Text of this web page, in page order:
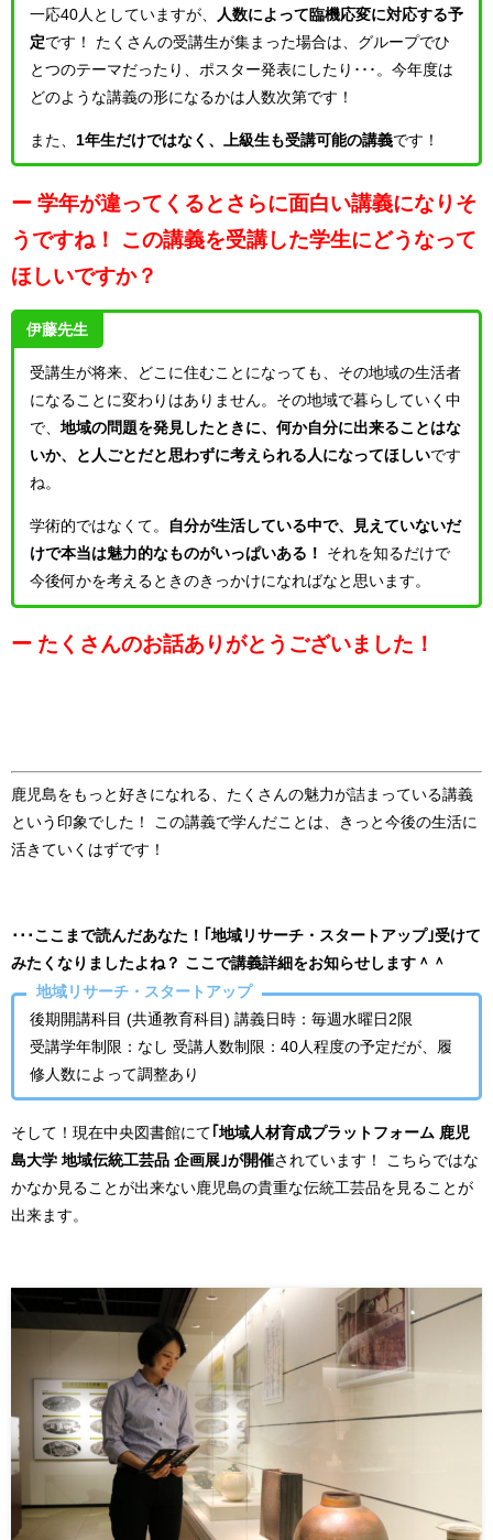
一応40人としていますが、
人数によって臨機応変に対応する予
定です！
たくさんの受講生が集まった場合は、グループでひ
とつのテーマだったり、ポスター発表にしたり･･･。今年度は
どのような講義の形になるかは人数次第です！
また、 1年生だけではなく、上級生も受講可能の講義です！
ー 学年が違ってくるとさらに面白い講義になりそ
うですね！
この講義を受講した学生にどうなって
ほしいですか？
伊藤先生
受講生が将来、どこに住むことになっても、その地域の生活者
になることに変わりはありません。その地域で暮らしていく中
で、 地域の問題を発見したときに、何か自分に出来ることはな
いか、と人ごとだと思わずに考えられる人になってほしいです
ね。
学術的ではなくて。
自分が生活している中で、見えていないだ
けで本当は魅力的なものがいっぱいある！
それを知るだけで
今後何かを考えるときのきっかけになればなと思います。
ー たくさんのお話ありがとうございました！
鹿児島をもっと好きになれる、たくさんの魅力が詰まっている講義
という印象でした！
この講義で学んだことは、きっと今後の生活に
活きていくはずです！
･･･ここまで読んだあなた！｢地域リサーチ・スタートアップ｣受けて
みたくなりましたよね？ ここで講義詳細をお知らせします＾＾
地域リサーチ・スタートアップ
後期開講科目 (共通教育科目) 講義日時：毎週水曜日2限
受講学年制限：なし
受講人数制限：40人程度の予定だが、履
修人数によって調整あり
そして！現在中央図書館にて ｢地域人材育成プラットフォーム 鹿児
島大学 地域伝統工芸品 企画展｣が開催されています！
こちらではな
かなか見ることが出来ない鹿児島の貴重な伝統工芸品を見ることが
出来ます。